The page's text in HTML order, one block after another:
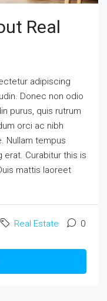
Real
adipiscing
Donec non odio
purus, quis rutrum
orci ac nibh
Nullam tempus
Curabitur this is
mattis laoreet
Real Estate 0